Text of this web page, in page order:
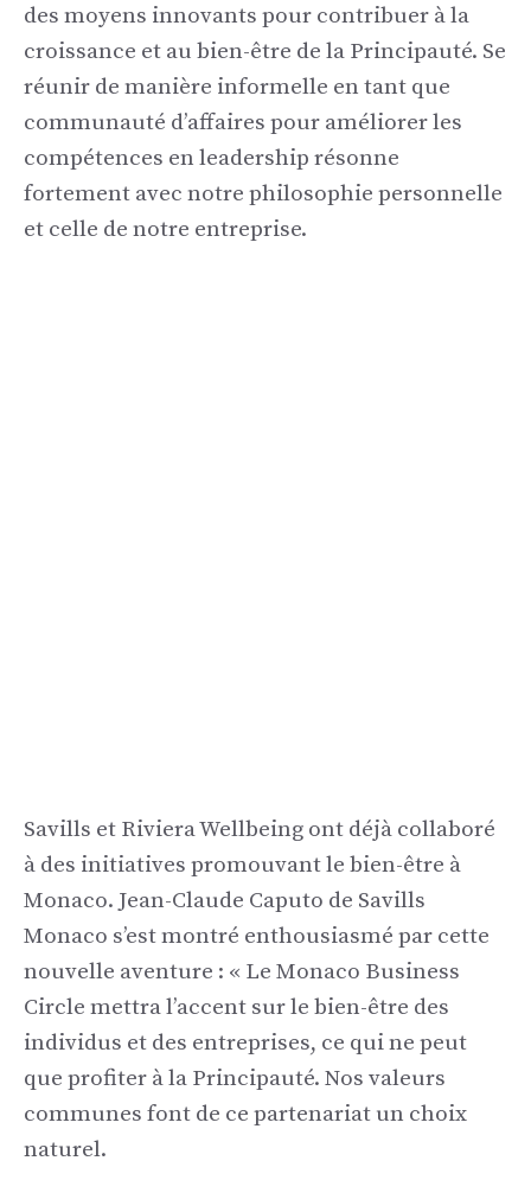
des moyens innovants pour contribuer à la
croissance et au bien-être de la Principauté. Se
réunir de manière informelle en tant que
communauté d’affaires pour améliorer les
compétences en leadership résonne
fortement avec notre philosophie personnelle
et celle de notre entreprise.
Savills et Riviera Wellbeing ont déjà collaboré
à des initiatives promouvant le bien-être à
Monaco. Jean-Claude Caputo de Savills
Monaco s’est montré enthousiasmé par cette
nouvelle aventure : « Le Monaco Business
Circle mettra l’accent sur le bien-être des
individus et des entreprises, ce qui ne peut
que profiter à la Principauté. Nos valeurs
communes font de ce partenariat un choix
naturel.